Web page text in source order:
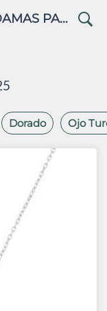
TIENDA SOLIDARIA DAMAS PALESTINAS
Dorado Ojo